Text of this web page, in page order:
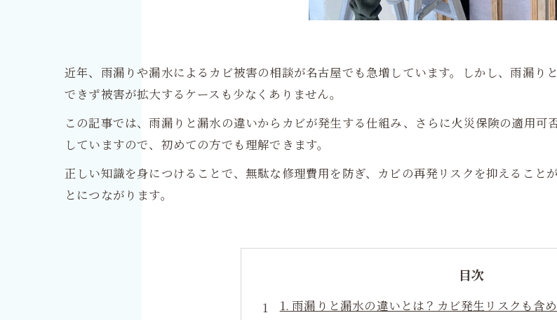
近年、雨漏りや漏水によるカビ被害の相談が名古屋でも急増しています。しかし、雨漏り
できず被害が拡大するケースも少なくありません。
この記事では、雨漏りと漏水の違いからカビが発生する仕組み、さらに火災保険の適用
していますので、初めての方でも理解できます。
正しい知識を身につけることで、無駄な修理費用を防ぎ、カビの再発リスクを抑えること
とにつながります。
目次
1. 雨漏りと漏水の違いとは？カビ発生リスクも含